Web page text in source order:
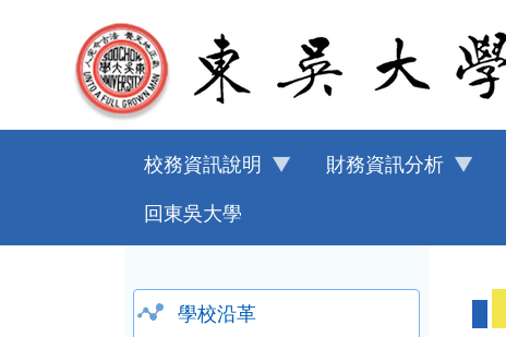
校務資訊說明 財務資訊分析
回東吳大學
學校沿革